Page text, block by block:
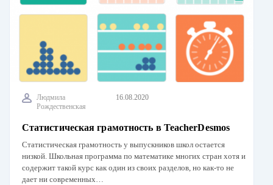
Людмила
Рождественская
16.08.2020
Статистическая грамотность в TeacherDesmos
Статистическая грамотность у выпускников школ остается
низкой. Школьная программа по математике многих стран хотя и
содержит такой курс как один из своих разделов, но как-то не
дает ни современных…